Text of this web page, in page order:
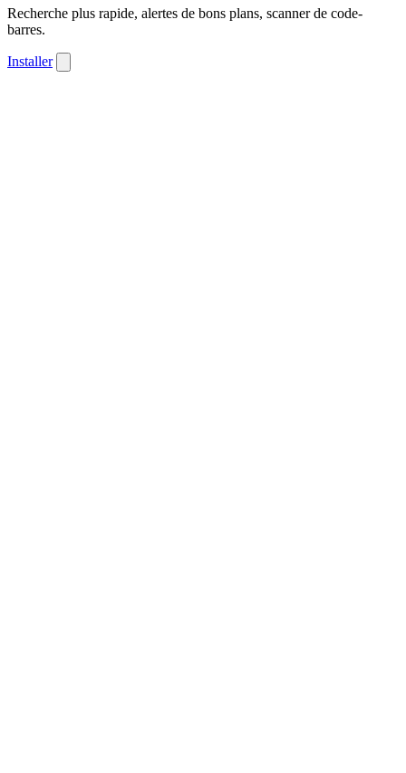
Recherche plus rapide, alertes de bons plans, scanner de code-
barres.
Installer